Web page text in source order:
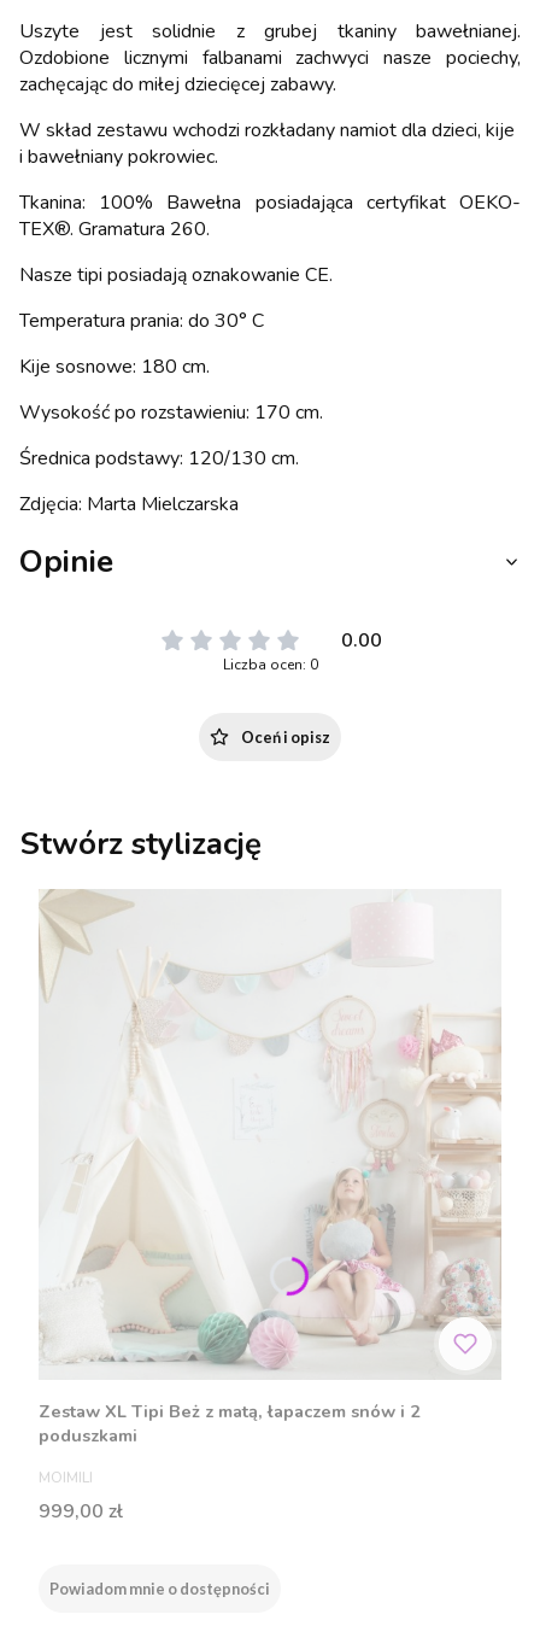
Uszyte jest solidnie z grubej tkaniny bawełnianej.
Ozdobione licznymi falbanami zachwyci nasze pociechy,
zachęcając do miłej dziecięcej zabawy.
W skład zestawu wchodzi rozkładany namiot dla dzieci, kije
i bawełniany pokrowiec.
Tkanina: 100% Bawełna posiadająca certyfikat OEKO-
TEX®. Gramatura 260.
Nasze tipi posiadają oznakowanie CE.
Temperatura prania: do 30° C
Kije sosnowe: 180 cm.
Wysokość po rozstawieniu: 170 cm.
Średnica podstawy: 120/130 cm.
Zdjęcia: Marta Mielczarska
Opinie
0.00
Liczba ocen: 0
Oceń i opisz
Stwórz stylizację
Zestaw XL Tipi Beż z matą, łapaczem snów i 2
poduszkami
PRODUCENT
MOIMILI
Cena
999,00 zł
Powiadom mnie o dostępności